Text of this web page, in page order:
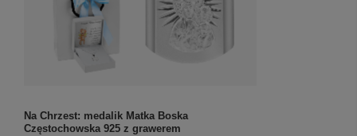
Na Chrzest: medalik Matka Boska
Częstochowska 925 z grawerem